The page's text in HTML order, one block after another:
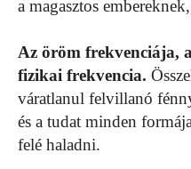
a magasztos
Az öröm frekvenciája,
fizikai frekvencia.
váratlanul felvillanó
és a tudat minden
felé haladni.